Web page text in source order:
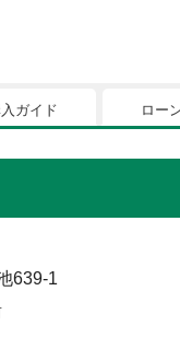
登録されて
お気に入りのクル
の登録を可能にするため
ガイド ロー
639-1